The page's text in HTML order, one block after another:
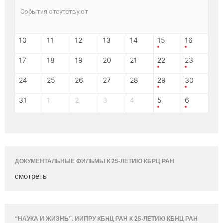
События отсутствуют
10 11 12 13 14 15 16
17 18 19 20 21 22 23
24 25 26 27 28 29 30
31 1 2 3 4 5 6
ДОКУМЕНТАЛЬНЫЕ ФИЛЬМЫ К 25-ЛЕТИЮ КБРЦ РАН
смотреть
“НАУКА И ЖИЗНЬ”. ИИПРУ КБНЦ РАН К 25-ЛЕТИЮ КБНЦ РАН